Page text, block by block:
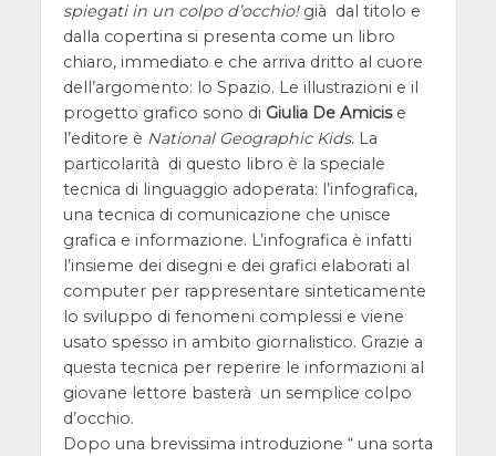
spiegati in un colpo d’occhio!già dal titolo e
dalla copertina si presenta come un libro
chiaro, immediato e che arriva dritto al cuore
dell’argomento: lo Spazio. Le illustrazioni e il
progetto grafico sono di Giulia De Amicise
l’editore è National Geographic Kids. La
particolarità di questo libro è la speciale
tecnica di linguaggio adoperata: l’infografica,
una tecnica di comunicazione che unisce
grafica e informazione. L’infografica è infatti
l’insieme dei disegni e dei grafici elaborati al
computer per rappresentare sinteticamente
lo sviluppo di fenomeni complessi e viene
usato spesso in ambito giornalistico. Grazie a
questa tecnica per reperire le informazioni al
giovane lettore basterà un semplice colpo
d’occhio.
Dopo una brevissima introduzione “ una sorta